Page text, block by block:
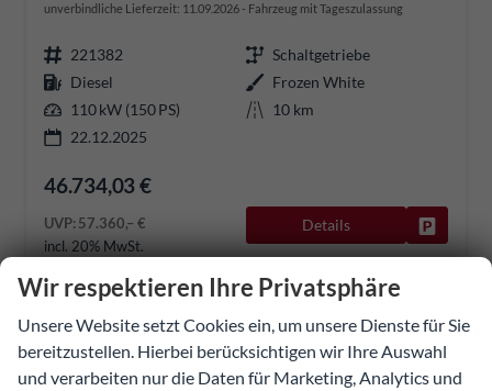
unverbindliche Lieferzeit: 11.09.2026 Fahrzeug mit Tageszulassung
221382
Schaltgetriebe
Diesel
Frozen White
110 kW (150 PS)
10 km
22.12.2025
46.734,03 €
UVP:57.360,– €
incl. 20% MwSt.
Details
Verbrauch kombiniert:7,30 l/100km
CO2-Klasse: G
CO
2 -Emissionen: 191,00 g/km
Wir respektieren Ihre Privatsphäre
Unsere Website setzt Cookies ein, um unsere Dienste für Sie
bereitzustellen. Hierbei berücksichtigen wir Ihre Auswahl
und verarbeiten nur die Daten für Marketing, Analytics und